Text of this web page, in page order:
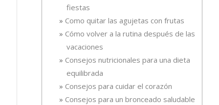
fiestas
Como quitar las agujetas con frutas
Cómo volver a la rutina después de las
vacaciones
Consejos nutricionales para una dieta
equilibrada
Consejos para cuidar el corazón
Consejos para un bronceado saludable